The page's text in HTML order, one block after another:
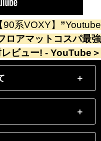
90系VOXY】 ”Youtube
ロアマットコスパ最強
ビュー! - YouTube ＞